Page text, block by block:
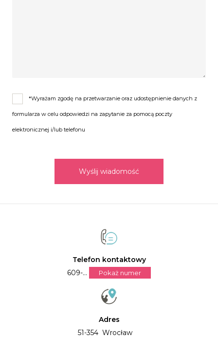
*Wyrażam zgodę na przetwarzanie oraz udostępnienie danych z
formularza w celu odpowiedzi na zapytanie za pomocą poczty
elektronicznej i/lub telefonu
Wyślij wiadomość
Telefon kontaktowy
609-...
Pokaż numer
Adres
51-354 Wrocław